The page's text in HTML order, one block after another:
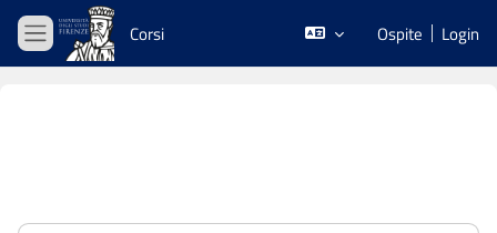
Vai al contenuto principale
Pannello laterale
Corsi Ospite Login